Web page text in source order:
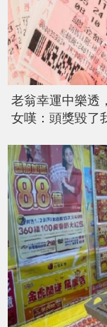
老翁幸運中樂透
女嘆：頭獎毀了